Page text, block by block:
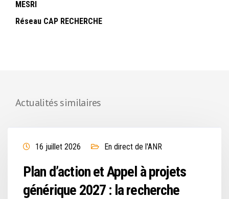
MESRI
Réseau CAP RECHERCHE
Actualités similaires
16 juillet 2026 En direct de l'ANR
Plan d’action et Appel à projets
générique 2027 : la recherche